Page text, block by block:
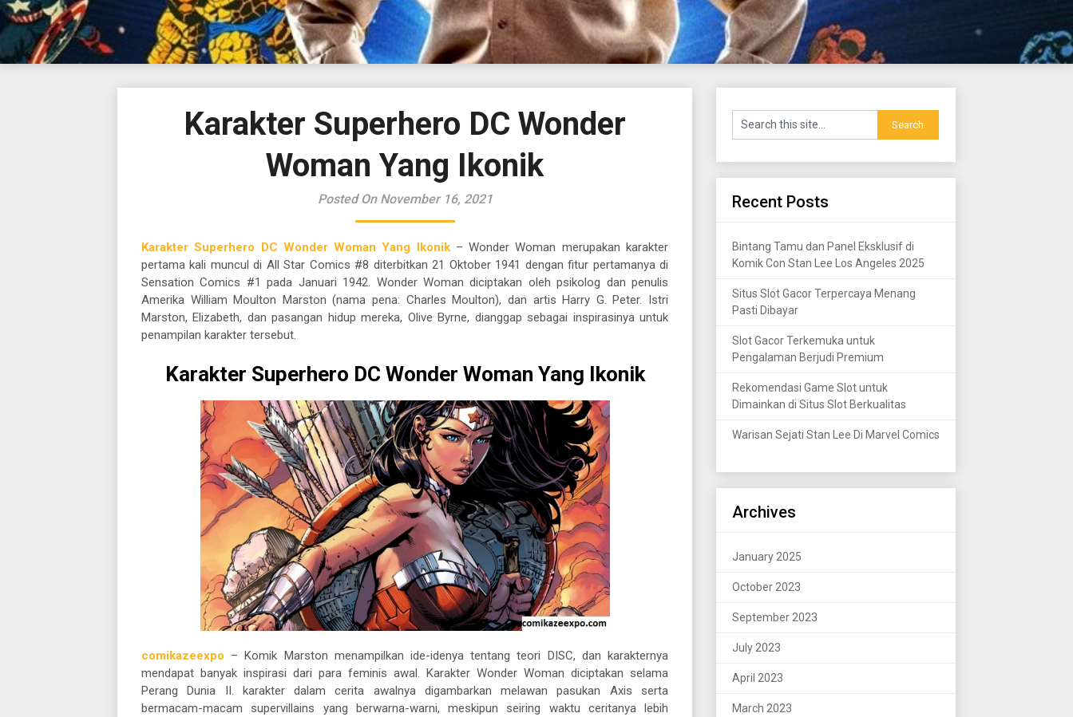
Karakter Superhero DC Wonder
Woman Yang Ikonik
Posted On November 16, 2021
Karakter Superhero DC Wonder Woman Yang Ikonik – Wonder Woman merupakan karakter
pertama kali muncul di All Star Comics #8 diterbitkan 21 Oktober 1941 dengan fitur pertamanya di
Sensation Comics #1 pada Januari 1942. Wonder Woman diciptakan oleh psikolog dan penulis
Amerika William Moulton Marston (nama pena: Charles Moulton), dan artis Harry G. Peter. Istri
Marston, Elizabeth, dan pasangan hidup mereka, Olive Byrne, dianggap sebagai inspirasinya untuk
penampilan karakter tersebut.
Karakter Superhero DC Wonder Woman Yang Ikonik
comikazeexpo – Komik Marston menampilkan ide-idenya tentang teori DISC, dan karakternya
mendapat banyak inspirasi dari para feminis awal. Karakter Wonder Woman diciptakan selama
Perang Dunia II. karakter dalam cerita awalnya digambarkan melawan pasukan Axis serta
bermacam-macam supervillains yang berwarna-warni, meskipun seiring waktu ceritanya lebih
Recent Posts
Bintang Tamu dan Panel Eksklusif di
Komik Con Stan Lee Los Angeles 2025
Situs Slot Gacor Terpercaya Menang
Pasti Dibayar
Slot Gacor Terkemuka untuk
Pengalaman Berjudi Premium
Rekomendasi Game Slot untuk
Dimainkan di Situs Slot Berkualitas
Warisan Sejati Stan Lee Di Marvel Comics
Archives
January 2025
October 2023
September 2023
July 2023
April 2023
March 2023